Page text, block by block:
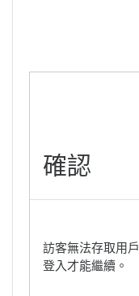
確認
訪客無法存取用
登入才能繼續。